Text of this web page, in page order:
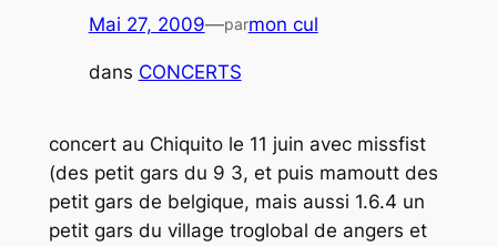
Mai 27, 2009—parmon cul
dans CONCERTS
concert au Chiquito le 11 juin avec missfist
(des petit gars du 9 3, et puis mamoutt des
petit gars de belgique, mais aussi 1.6.4 un
petit gars du village troglobal de angers et